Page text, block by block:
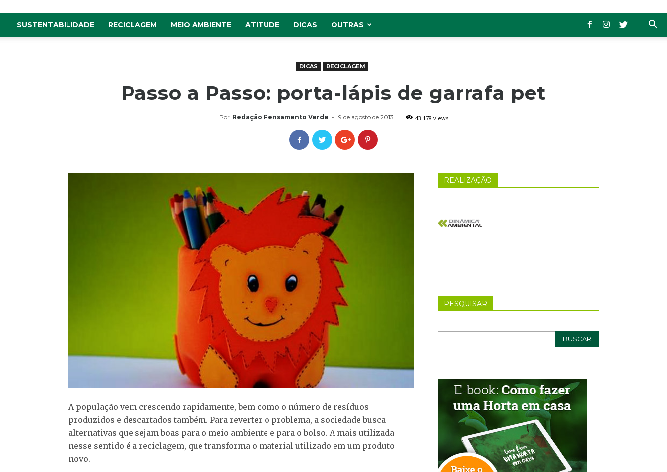
SUSTENTABILIDADE RECICLAGEM MEIO AMBIENTE ATITUDE DICAS OUTRAS
DICAS RECICLAGEM
Passo a Passo: porta-lápis de garrafa pet
Por Redação Pensamento Verde - 9 de agosto de 2013 43.178 views
A população vem crescendo rapidamente, bem como o número de resíduos
produzidos e descartados também. Para reverter o problema, a sociedade busca
alternativas que sejam boas para o meio ambiente e para o bolso. A mais utilizada
nesse sentido é a reciclagem, que transforma o material utilizado em um produto
novo.
REALIZAÇÃO
PESQUISAR